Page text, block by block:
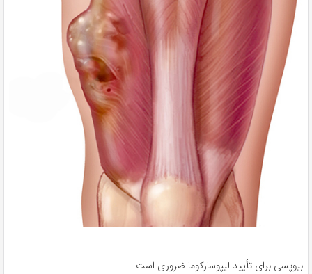
بیوپسی برای تأیید لیپوسارکوما ضروری است